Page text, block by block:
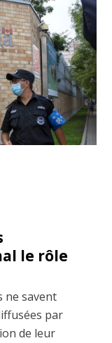
le rôle
ne savent
par
de leur